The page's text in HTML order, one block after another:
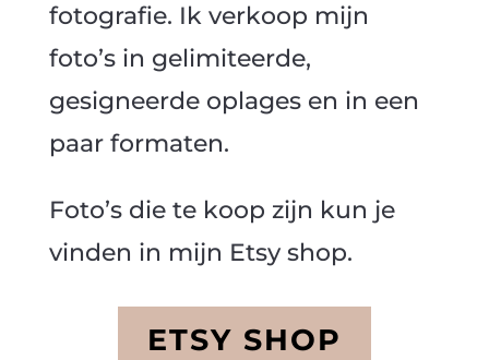
fotografie. Ik verkoop mijn
foto’s in gelimiteerde,
gesigneerde oplages en in een
paar formaten.
Foto’s die te koop zijn kun je
vinden in mijn Etsy shop.
ETSY SHOP